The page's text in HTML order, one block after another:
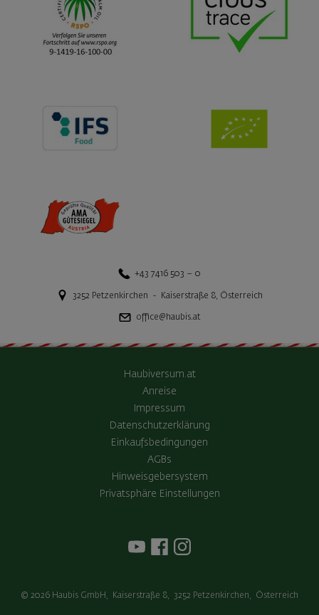
+43 7416 503 – 0
3252 Petzenkirchen - Kaiserstraße 8, Österreich
office@haubis.at
Haubiversum.at
Anreise
Impressum
Datenschutzerklärung
Einkaufsbedingungen
AGBs
Hinweisgebersystem
Privatsphäre Einstellungen
© 2026 Haubis GmbH , Kaiserstraße 8, 3252 Petzenkirchen, Österreich